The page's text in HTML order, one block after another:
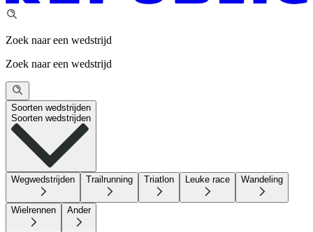
Zoek naar een wedstrijd
Zoek naar een wedstrijd
Soorten wedstrijden
Soorten wedstrijden
Wegwedstrijden Trailrunning Triatlon Leuke race Wandeling
Wielrennen Ander